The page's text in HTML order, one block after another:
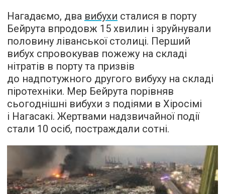
Нагадаємо, два вибухи сталися в порту
Бейрута впродовж 15 хвилин і зруйнували
половину ліванської столиці. Перший
вибух спровокував пожежу на складі
нітратів в порту та призвів
до надпотужного другого вибуху на складі
піротехніки. Мер Бейрута порівняв
сьогоднішні вибухи з подіями в Хіросімі
і Нагасакі. Жертвами надзвичайної події
стали 10 осіб, постраждали сотні.